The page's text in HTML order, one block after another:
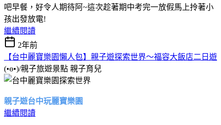
吧早餐，好令人期待阿~這次趁著期中考完一放假馬上拎著小
孩出發放電!
繼續閱讀
2年前
【台中麗寶樂園懶人包】親子遊探索世界～福容大飯店二日遊
(•ө•)/親子旅遊景點 親子育兒
親子遊台中玩麗寶樂園
繼續閱讀